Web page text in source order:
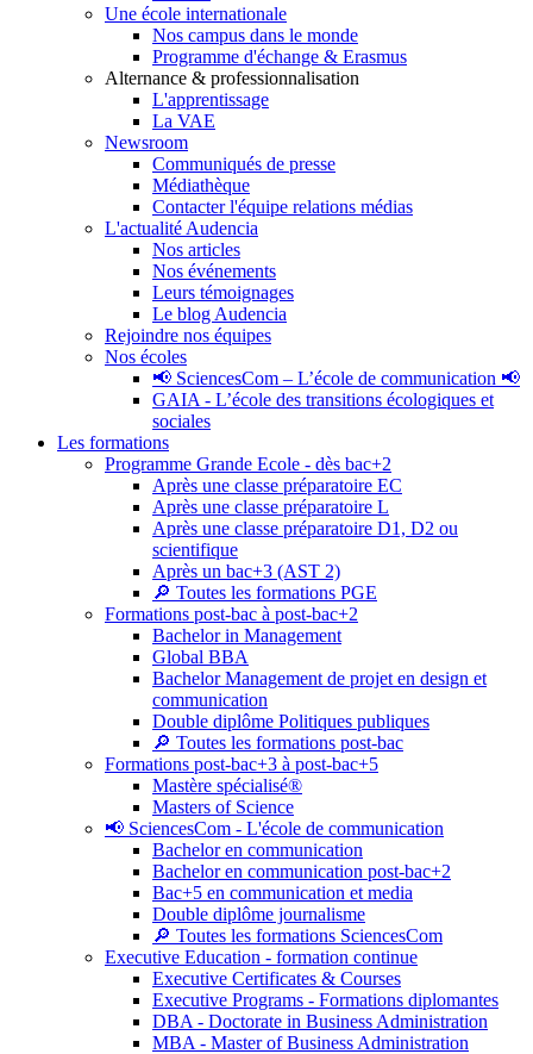
Une école internationale
Nos campus dans le monde
Programme d'échange & Erasmus
Alternance & professionnalisation
L'apprentissage
La VAE
Newsroom
Communiqués de presse
Médiathèque
Contacter l'équipe relations médias
L'actualité Audencia
Nos articles
Nos événements
Leurs témoignages
Le blog Audencia
Rejoindre nos équipes
Nos écoles
📢 SciencesCom – L’école de communication 📢
GAIA - L’école des transitions écologiques et
sociales
Les formations
Programme Grande Ecole - dès bac+2
Après une classe préparatoire EC
Après une classe préparatoire L
Après une classe préparatoire D1, D2 ou
scientifique
Après un bac+3 (AST 2)
🔎 Toutes les formations PGE
Formations post-bac à post-bac+2
Bachelor in Management
Global BBA
Bachelor Management de projet en design et
communication
Double diplôme Politiques publiques
🔎 Toutes les formations post-bac
Formations post-bac+3 à post-bac+5
Mastère spécialisé®
Masters of Science
📢 SciencesCom - L'école de communication
Bachelor en communication
Bachelor en communication post-bac+2
Bac+5 en communication et media
Double diplôme journalisme
🔎 Toutes les formations SciencesCom
Executive Education - formation continue
Executive Certificates & Courses
Executive Programs - Formations diplomantes
DBA - Doctorate in Business Administration
MBA - Master of Business Administration